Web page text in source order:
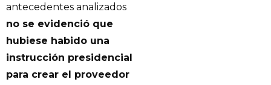
antecedentes analizados
no se evidenció que
hubiese habido una
instrucción presidencial
para crear el proveedor